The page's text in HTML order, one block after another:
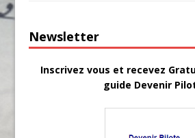
Newsletter
Inscrivez vous et recevez
guide Devenir